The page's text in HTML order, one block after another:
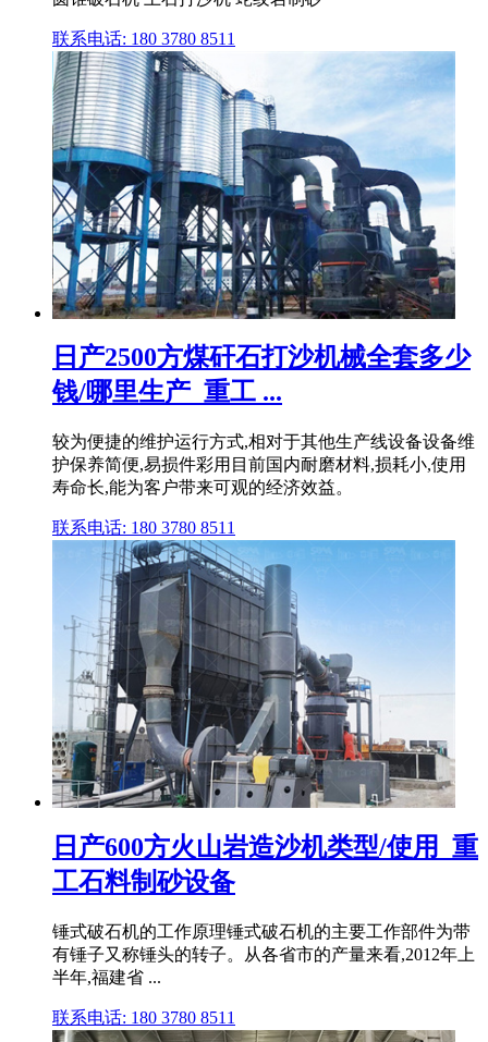
联系电话: 180 3780 8511
日产2500方煤矸石打沙机械全套多少
钱/哪里生产_重工 ...
较为便捷的维护运行方式,相对于其他生产线设备设备维
护保养简便,易损件彩用目前国内耐磨材料,损耗小,使用
寿命长,能为客户带来可观的经济效益。
联系电话: 180 3780 8511
日产600方火山岩造沙机类型/使用_重
工石料制砂设备
锤式破石机的工作原理锤式破石机的主要工作部件为带
有锤子又称锤头的转子。从各省市的产量来看,2012年上
半年,福建省 ...
联系电话: 180 3780 8511